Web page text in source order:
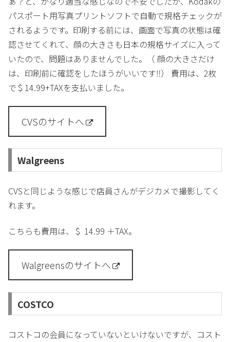
パスポート用写真プリントソフトで自動で規格チェックが
されるようです。印刷する前には、画面で写真の状態は確
認させてくれて、顔の大きさも日本の規格サイズに入って
いたので、問題はありませんでした。（ 顔の大きさだけ
は、印刷前に確認をしたほうがいいです‼） 費用は、2枚
で＄14.99+TAXを支払いました。
CVSのサイトへ
Walgreens
CVSと同じような感じで店員さんがデジカメで撮影してく
れます。
こちらも費用は、＄ 14.99 ＋TAX。
Walgreensのサイトへ
COSTCO
コストコの会員になっていないといけないですが、コスト